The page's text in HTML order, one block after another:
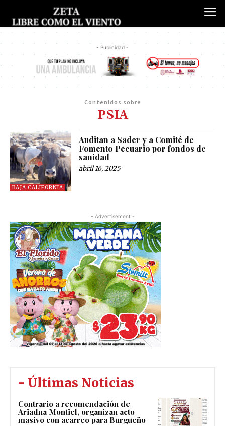
- Publicidad -
Contenidos sobre
PSIA
BAJA CALIFORNIA
Auditan a Sader y a Comité de
Fomento Pecuario por fondos de
sanidad
abril 16, 2025
- Advertisement -
- Últimas Noticias
Contrario a recomendación de
Ariadna Montiel, organizan acto
masivo con acarreo para Burgueño